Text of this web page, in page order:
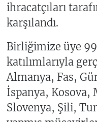
ihracatçıları
karşılandı.
Birliğimize üye
katılımlarıyla
Almanya, Fas,
İspanya, Kosova,
Slovenya, Şili,